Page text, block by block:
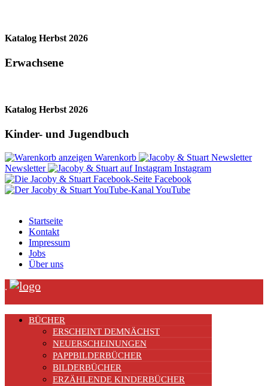
Katalog Herbst 2026
Erwachsene
Katalog Herbst 2026
Kinder- und Jugendbuch
Warenkorb
Newsletter
Instagram
Facebook
YouTube
Startseite
Kontakt
Impressum
Jobs
Über uns
.
BÜCHER
ERSCHEINT DEMNÄCHST
NEUERSCHEINUNGEN
PAPPBILDERBÜCHER
BILDERBÜCHER
ERZÄHLENDE KINDERBÜCHER